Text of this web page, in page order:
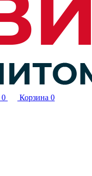
0 Корзина 0